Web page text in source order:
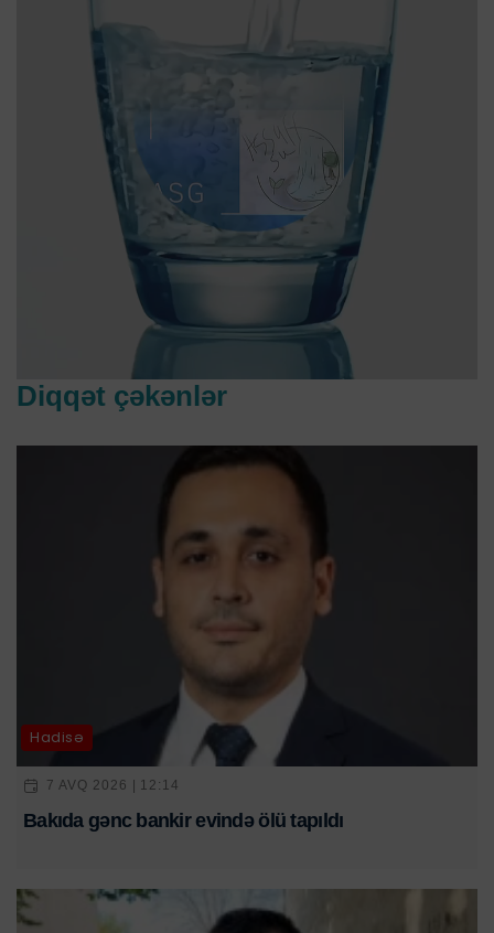
Diqqət çəkənlər
Hadisə
7 AVQ 2026 | 12:14
Bakıda gənc bankir evində ölü tapıldı